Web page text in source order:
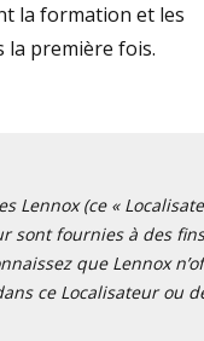
la formation et les
la première fois.
Lennox (ce «
sont fournies à des
que Lennox
ce Localisateur ou